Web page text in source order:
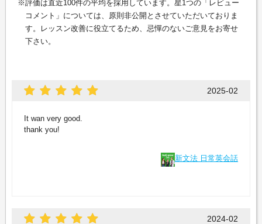
評価は直近100件の平均を採用しています。星1つの「レビュー
コメント」については、原則非公開とさせていただいておりま
す。レッスン改善に役立てるため、忌憚のないご意見をお寄せ
下さい。
2025-02
It wan very good.
thank you!
新文法 日常英会話
2024-02